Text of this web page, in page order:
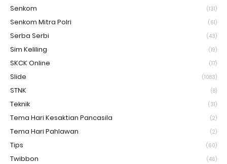
Senkom (131)
Senkom Mitra Polri (61)
Serba Serbi (43)
Sim Keliling (19)
SKCK Online (17)
Slide (1083)
STNK (8)
Teknik (31)
Tema Hari Kesaktian Pancasila (2)
Tema Hari Pahlawan (2)
Tips (60)
Twibbon (46)